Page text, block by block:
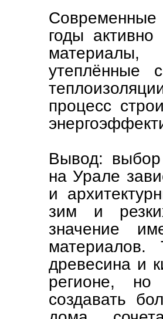
годы
утеплённые
процесс
Вывод: выбор
на Урале
и
зим и
значение
материалов.
древесина и
регионе, но
создавать